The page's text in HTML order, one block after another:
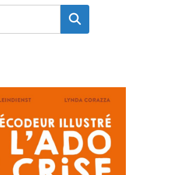
Rechercher